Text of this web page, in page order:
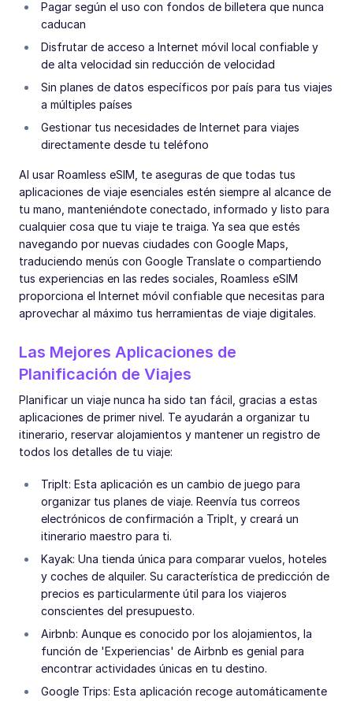
Pagar según el uso con fondos de billetera que nunca
caducan
Disfrutar de acceso a Internet móvil local confiable y
de alta velocidad sin reducción de velocidad
Sin planes de datos específicos por país para tus viajes
a múltiples países
Gestionar tus necesidades de Internet para viajes
directamente desde tu teléfono
Al usar Roamless eSIM, te aseguras de que todas tus
aplicaciones de viaje esenciales estén siempre al alcance de
tu mano, manteniéndote conectado, informado y listo para
cualquier cosa que tu viaje te traiga. Ya sea que estés
navegando por nuevas ciudades con Google Maps,
traduciendo menús con Google Translate o compartiendo
tus experiencias en las redes sociales, Roamless eSIM
proporciona el Internet móvil confiable que necesitas para
aprovechar al máximo tus herramientas de viaje digitales.
Las Mejores Aplicaciones de
Planificación de Viajes
Planificar un viaje nunca ha sido tan fácil, gracias a estas
aplicaciones de primer nivel. Te ayudarán a organizar tu
itinerario, reservar alojamientos y mantener un registro de
todos los detalles de tu viaje:
TripIt: Esta aplicación es un cambio de juego para
organizar tus planes de viaje. Reenvía tus correos
electrónicos de confirmación a TripIt, y creará un
itinerario maestro para ti.
Kayak: Una tienda única para comparar vuelos, hoteles
y coches de alquiler. Su característica de predicción de
precios es particularmente útil para los viajeros
conscientes del presupuesto.
Airbnb: Aunque es conocido por los alojamientos, la
función de 'Experiencias' de Airbnb es genial para
encontrar actividades únicas en tu destino.
Google Trips: Esta aplicación recoge automáticamente